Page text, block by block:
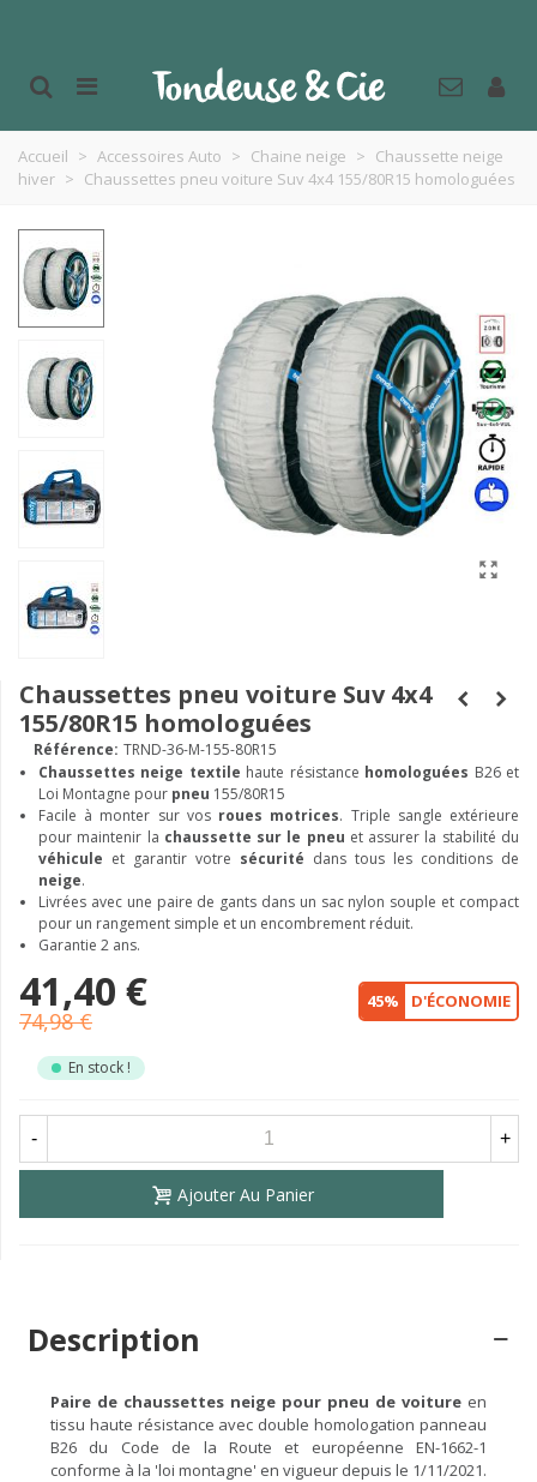
Accueil > Accessoires Auto > Chaine neige > Chaussette neige
hiver > Chaussettes pneu voiture Suv 4x4 155/80R15 homologuées
Chaussettes pneu voiture Suv 4x4
155/80R15 homologuées
Référence: TRND-36-M-155-80R15
Chaussettes neige textile haute résistance homologuées B26 et
Loi Montagne pour pneu 155/80R15
Facile à monter sur vos roues motrices. Triple sangle extérieure
pour maintenir la chaussette sur le pneu et assurer la stabilité du
véhicule et garantir votre sécurité dans tous les conditions de
neige.
Livrées avec une paire de gants dans un sac nylon souple et compact
pour un rangement simple et un encombrement réduit.
Garantie 2 ans.
41,40 €
74,98 €
45% D'ÉCONOMIE
En stock !
- +
Ajouter Au Panier
Description
Paire de chaussettes neige pour pneu de voiture en
tissu haute résistance avec double homologation panneau
B26 du Code de la Route et européenne EN-1662-1
conforme à la 'loi montagne' en vigueur depuis le 1/11/2021.